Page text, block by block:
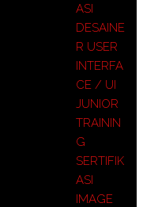
ASI
DESAINE
R USER
INTERFA
CE / UI
JUNIOR
TRAININ
G
SERTIFIK
ASI
IMAGE